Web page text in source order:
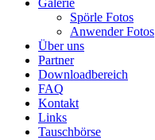
Galerie
Spörle Fotos
Anwender Fotos
Über uns
Partner
Downloadbereich
FAQ
Kontakt
Links
Tauschbörse